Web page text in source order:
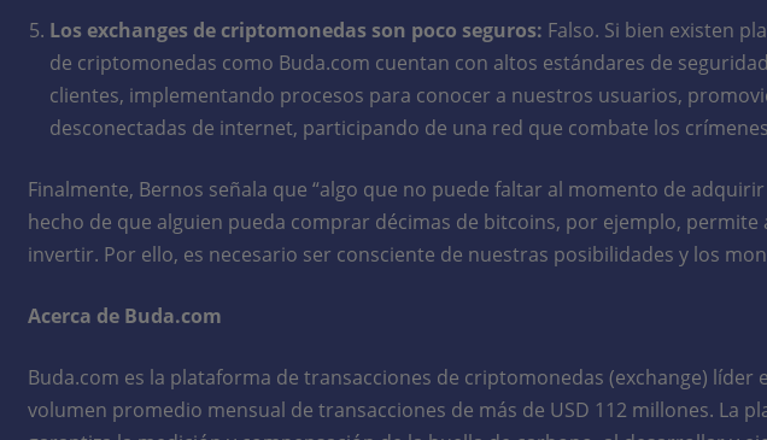
Los exchanges de criptomonedas son poco seguros: Falso. Si bien existen
de criptomonedas como Buda.com cuentan con altos estándares de
clientes, implementando procesos para conocer a nuestros usuarios,
desconectadas de internet, participando de una red que combate los
Finalmente, Bernos señala que “algo que no puede faltar al momento de
hecho de que alguien pueda comprar décimas de bitcoins, por ejemplo,
invertir. Por ello, es necesario ser consciente de nuestras posibilidades y los
Acerca de Buda.com
Buda.com es la plataforma de transacciones de criptomonedas (exchange) líder
volumen promedio mensual de transacciones de más de USD 112 millones. La